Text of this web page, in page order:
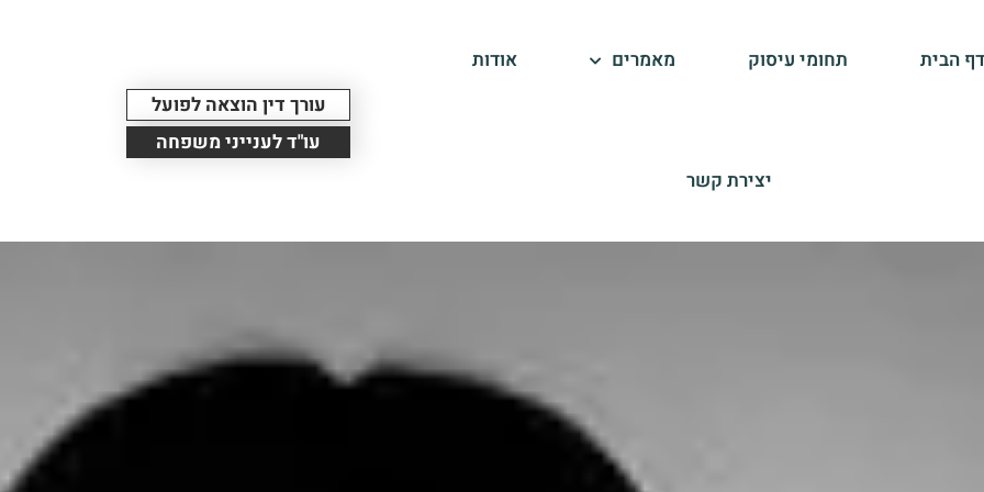
הבית תחומי עיסוק מאמרים אודות
יצירת קשר
עורך דין הוצאה לפועל
עו"ד לענייני משפחה